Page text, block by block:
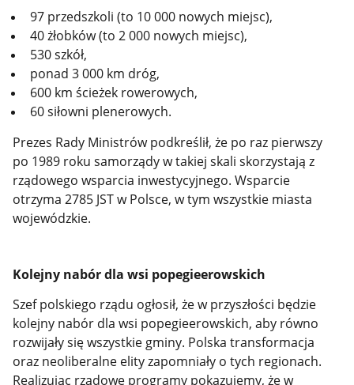
97 przedszkoli (to 10 000 nowych miejsc),
40 żłobków (to 2 000 nowych miejsc),
530 szkół,
ponad 3 000 km dróg,
600 km ścieżek rowerowych,
60 siłowni plenerowych.
Prezes Rady Ministrów podkreślił, że po raz pierwszy
po 1989 roku samorządy w takiej skali skorzystają z
rządowego wsparcia inwestycyjnego. Wsparcie
otrzyma2785 JST w Polsce, w tymwszystkie miasta
wojewódzkie.
Kolejny nabór dla wsi popegieerowskich
Szef polskiego rządu ogłosił, że w przyszłości będzie
kolejny nabór dla wsi popegieerowskich, aby równo
rozwijały się wszystkie gminy. Polska transformacja
oraz neoliberalne elity zapomniały o tych regionach.
Realizując rządowe programy pokazujemy, że w